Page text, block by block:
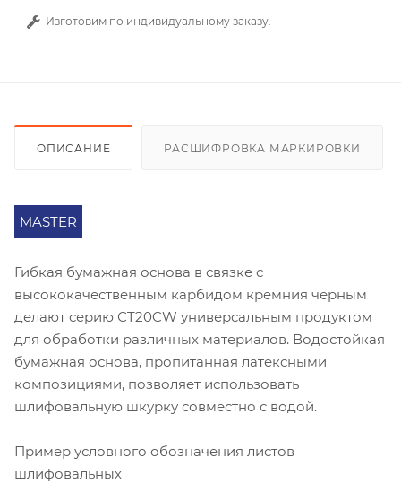
Изготовим по индивидуальному заказу.
ОПИСАНИЕ РАСШИФРОВКА МАРКИРОВКИ
MASTER
Гибкая бумажная основа в связке с
высококачественным карбидом кремния черным
делают серию СT20CW универсальным продуктом
для обработки различных материалов. Водостойкая
бумажная основа, пропитанная латексными
композициями, позволяет использовать
шлифовальную шкурку совместно с водой.
Пример условного обозначения листов
шлифовальных